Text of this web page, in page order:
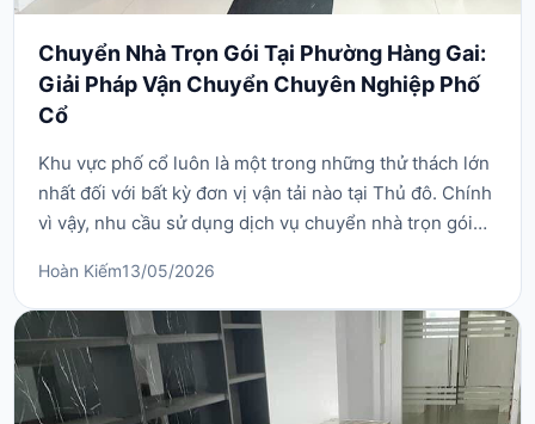
Chuyển Nhà Trọn Gói Tại Phường Hàng Gai:
Giải Pháp Vận Chuyển Chuyên Nghiệp Phố
Cổ
Khu vực phố cổ luôn là một trong những thử thách lớn
nhất đối với bất kỳ đơn vị vận tải nào tại Thủ đô. Chính
vì vậy, nhu cầu sử dụng dịch vụ chuyển nhà trọn gói
lý khéo léo và một kế hoạch vận hành cực kỳ khoa
học. Với đặc thù là trung tâm du lịch sầm uất, việc tự
mình di dời đồ đạc qua những ...
Hoàn Kiếm13/05/2026